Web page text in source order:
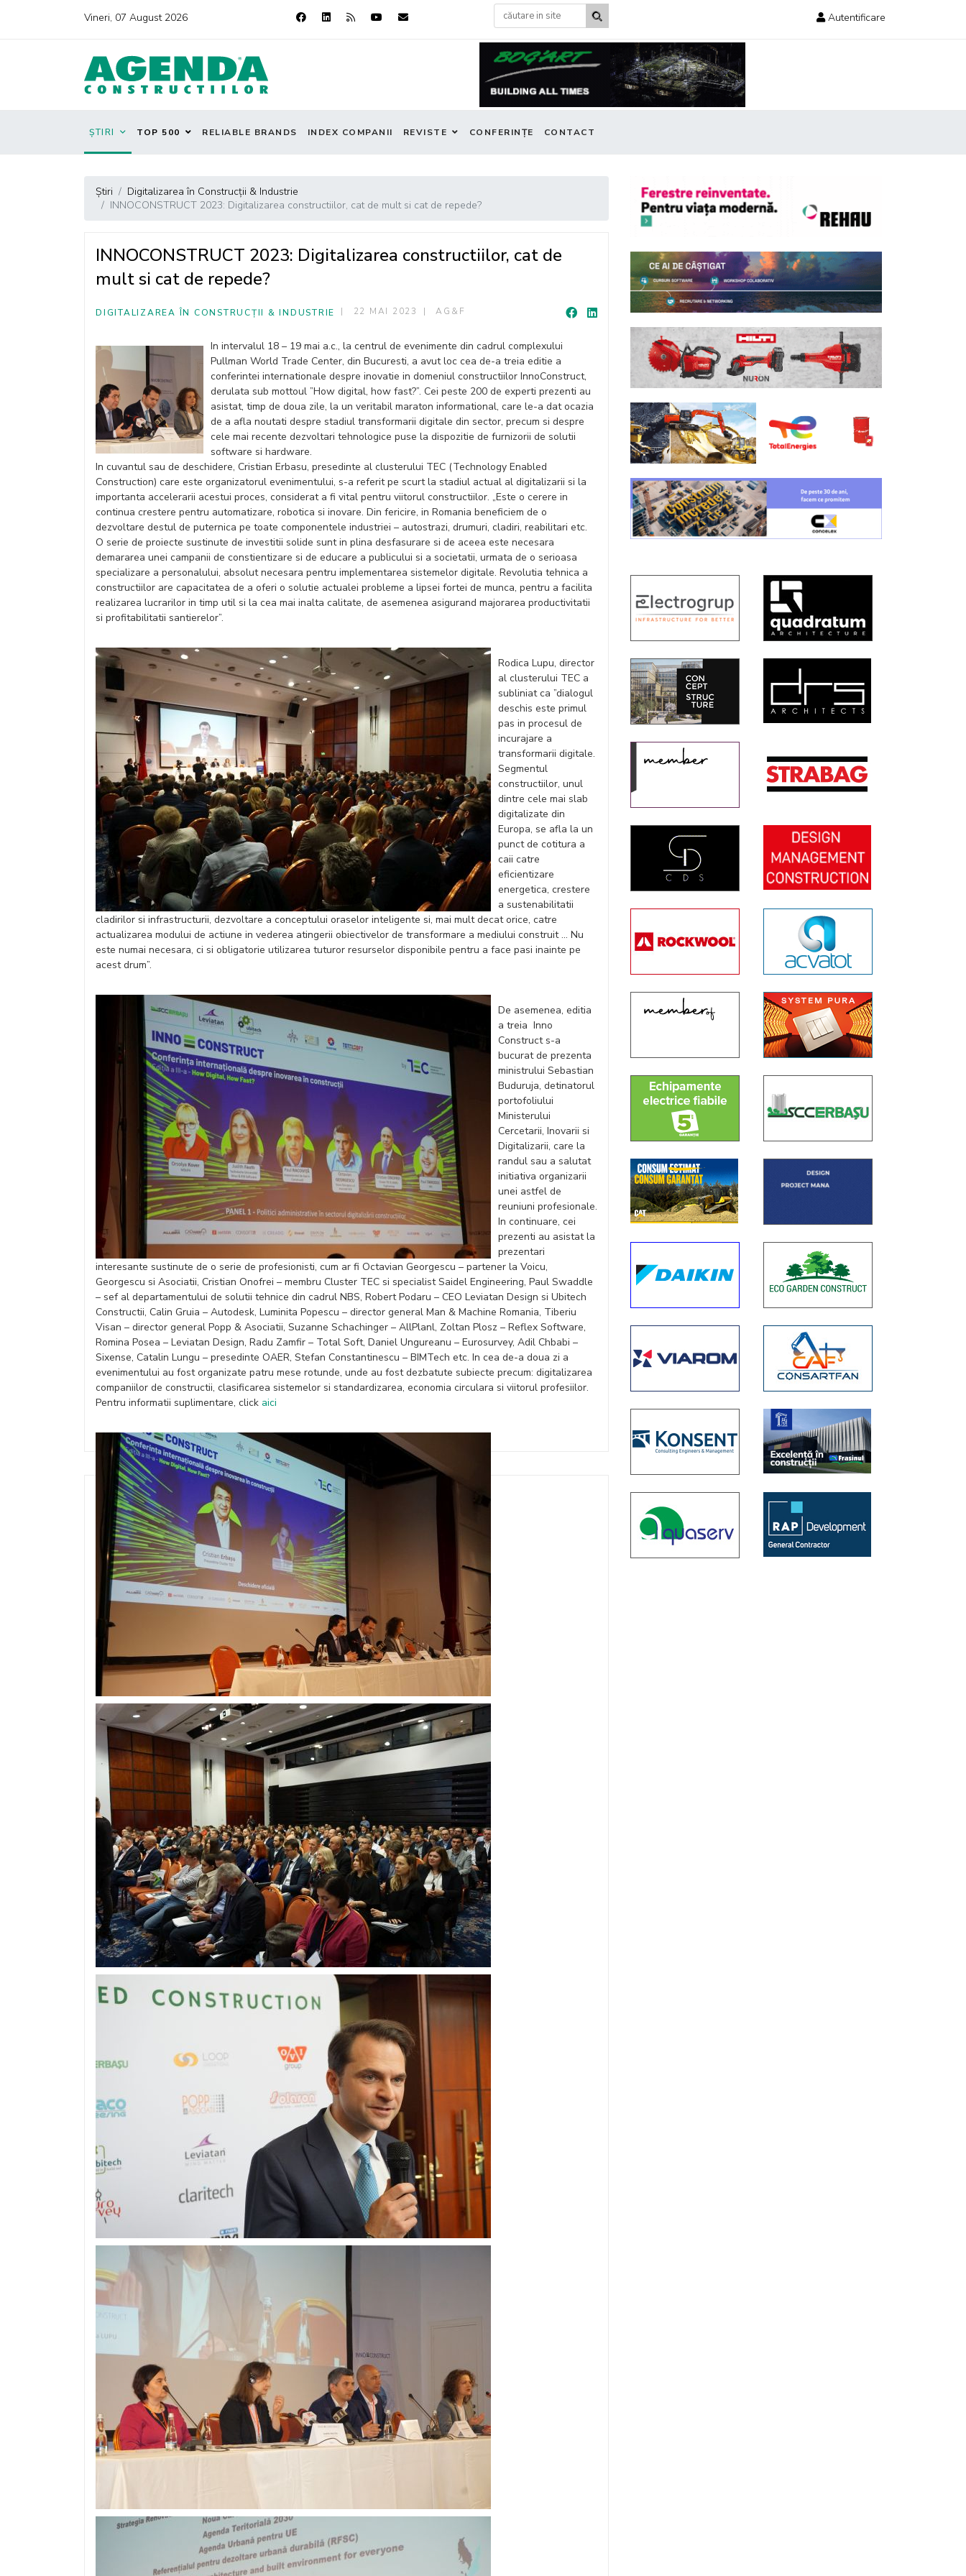
Vineri, 07 August 2026 Autentificare
ȘTIRI TOP 500 RELIABLE BRANDS INDEX COMPANII REVISTE CONFERINȚE CONTACT
Știri
Digitalizarea în Construcții & Industrie
INNOCONSTRUCT 2023: Digitalizarea constructiilor, cat de mult si cat de repede?
INNOCONSTRUCT 2023: Digitalizarea constructiilor, cat de
mult si cat de repede?
DIGITALIZAREA ÎN CONSTRUCȚII & INDUSTRIE 22 MAI 2023 AG&F
In intervalul 18 – 19 mai a.c., la centrul de evenimente din cadrul complexului
Pullman World Trade Center, din Bucuresti, a avut loc cea de-a treia editie a
conferintei internationale despre inovatie in domeniul constructiilor InnoConstruct,
derulata sub mottoul ”How digital, how fast?”. Cei peste 200 de experti prezenti au
asistat, timp de doua zile, la un veritabil maraton informational, care le-a dat ocazia
de a afla noutati despre stadiul transformarii digitale din sector, precum si despre
cele mai recente dezvoltari tehnologice puse la dispozitie de furnizorii de solutii
software si hardware.
In cuvantul sau de deschidere, Cristian Erbasu, presedinte al clusterului TEC (Technology Enabled
Construction) care este organizatorul evenimentului, s-a referit pe scurt la stadiul actual al digitalizarii si la
importanta accelerarii acestui proces, considerat a fi vital pentru viitorul constructiilor. „Este o cerere in
continua crestere pentru automatizare, robotica si inovare. Din fericire, in Romania beneficiem de o
dezvoltare destul de puternica pe toate componentele industriei – autostrazi, drumuri, cladiri, reabilitari etc.
O serie de proiecte sustinute de investitii solide sunt in plina desfasurare si de aceea este necesara
demararea unei campanii de constientizare si de educare a publicului si a societatii, urmata de o serioasa
specializare a personalului, absolut necesara pentru implementarea sistemelor digitale. Revolutia tehnica a
constructiilor are capacitatea de a oferi o solutie actualei probleme a lipsei fortei de munca, pentru a facilita
realizarea lucrarilor in timp util si la cea mai inalta calitate, de asemenea asigurand majorarea productivitatii
si profitabilitatii santierelor”.
Rodica Lupu, director
al clusterului TEC a
subliniat ca ”dialogul
deschis este primul
pas in procesul de
incurajare a
transformarii digitale.
Segmentul
constructiilor, unul
dintre cele mai slab
digitalizate din
Europa, se afla la un
punct de cotitura a
caii catre
eficientizare
energetica, crestere
a sustenabilitatii
cladirilor si infrastructurii, dezvoltare a conceptului oraselor inteligente si, mai mult decat orice, catre
actualizarea modului de actiune in vederea atingerii obiectivelor de transformare a mediului construit ... Nu
este numai necesara, ci si obligatorie utilizarea tuturor resurselor disponibile pentru a face pasi inainte pe
acest drum”.
De asemenea, editia
a treia Inno
Construct s-a
bucurat de prezenta
ministrului Sebastian
Buduruja, detinatorul
portofoliului
Ministerului
Cercetarii, Inovarii si
Digitalizarii, care la
randul sau a salutat
initiativa organizarii
unei astfel de
reuniuni profesionale.
In continuare, cei
prezenti au asistat la
prezentari
interesante sustinute de o serie de profesionisti, cum ar fi Octavian Georgescu – partener la Voicu,
Georgescu si Asociatii, Cristian Onofrei – membru Cluster TEC si specialist Saidel Engineering, Paul Swaddle
– sef al departamentului de solutii tehnice din cadrul NBS, Robert Podaru – CEO Leviatan Design si Ubitech
Constructii, Calin Gruia – Autodesk, Luminita Popescu – director general Man & Machine Romania, Tiberiu
Visan – director general Popp & Asociatii, Suzanne Schachinger – AllPlanl, Zoltan Plosz – Reflex Software,
Romina Posea – Leviatan Design, Radu Zamfir – Total Soft, Daniel Ungureanu – Eurosurvey, Adil Chbabi –
Sixense, Catalin Lungu – presedinte OAER, Stefan Constantinescu – BIMTech etc. In cea de-a doua zi a
evenimentului au fost organizate patru mese rotunde, unde au fost dezbatute subiecte precum: digitalizarea
companiilor de constructii, clasificarea sistemelor si standardizarea, economia circulara si viitorul profesiilor.
Pentru informatii suplimentare, click aici